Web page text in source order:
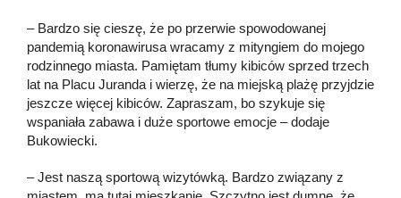
– Bardzo się cieszę, że po przerwie spowodowanej
pandemią koronawirusa wracamy z mityngiem do mojego
rodzinnego miasta. Pamiętam tłumy kibiców sprzed trzech
lat na Placu Juranda i wierzę, że na miejską plażę przyjdzie
jeszcze więcej kibiców. Zapraszam, bo szykuje się
wspaniała zabawa i duże sportowe emocje – dodaje
Bukowiecki.
– Jest naszą sportową wizytówką. Bardzo związany z